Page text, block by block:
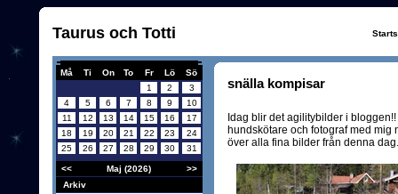
Taurus och Totti
Må Ti On To Fr Lö
Sö
1
2
3
4
5 6 7 8 9
10
11
12 13 14 15 16
17
18
19 20 21 22 23
24
25
26 27 28 29 30 31
<< Maj (2026)
>>
Arkiv
snälla kompisar
Idag blir det agilitybilder i
hundskötare och fotograf med
över alla fina bilder från denna